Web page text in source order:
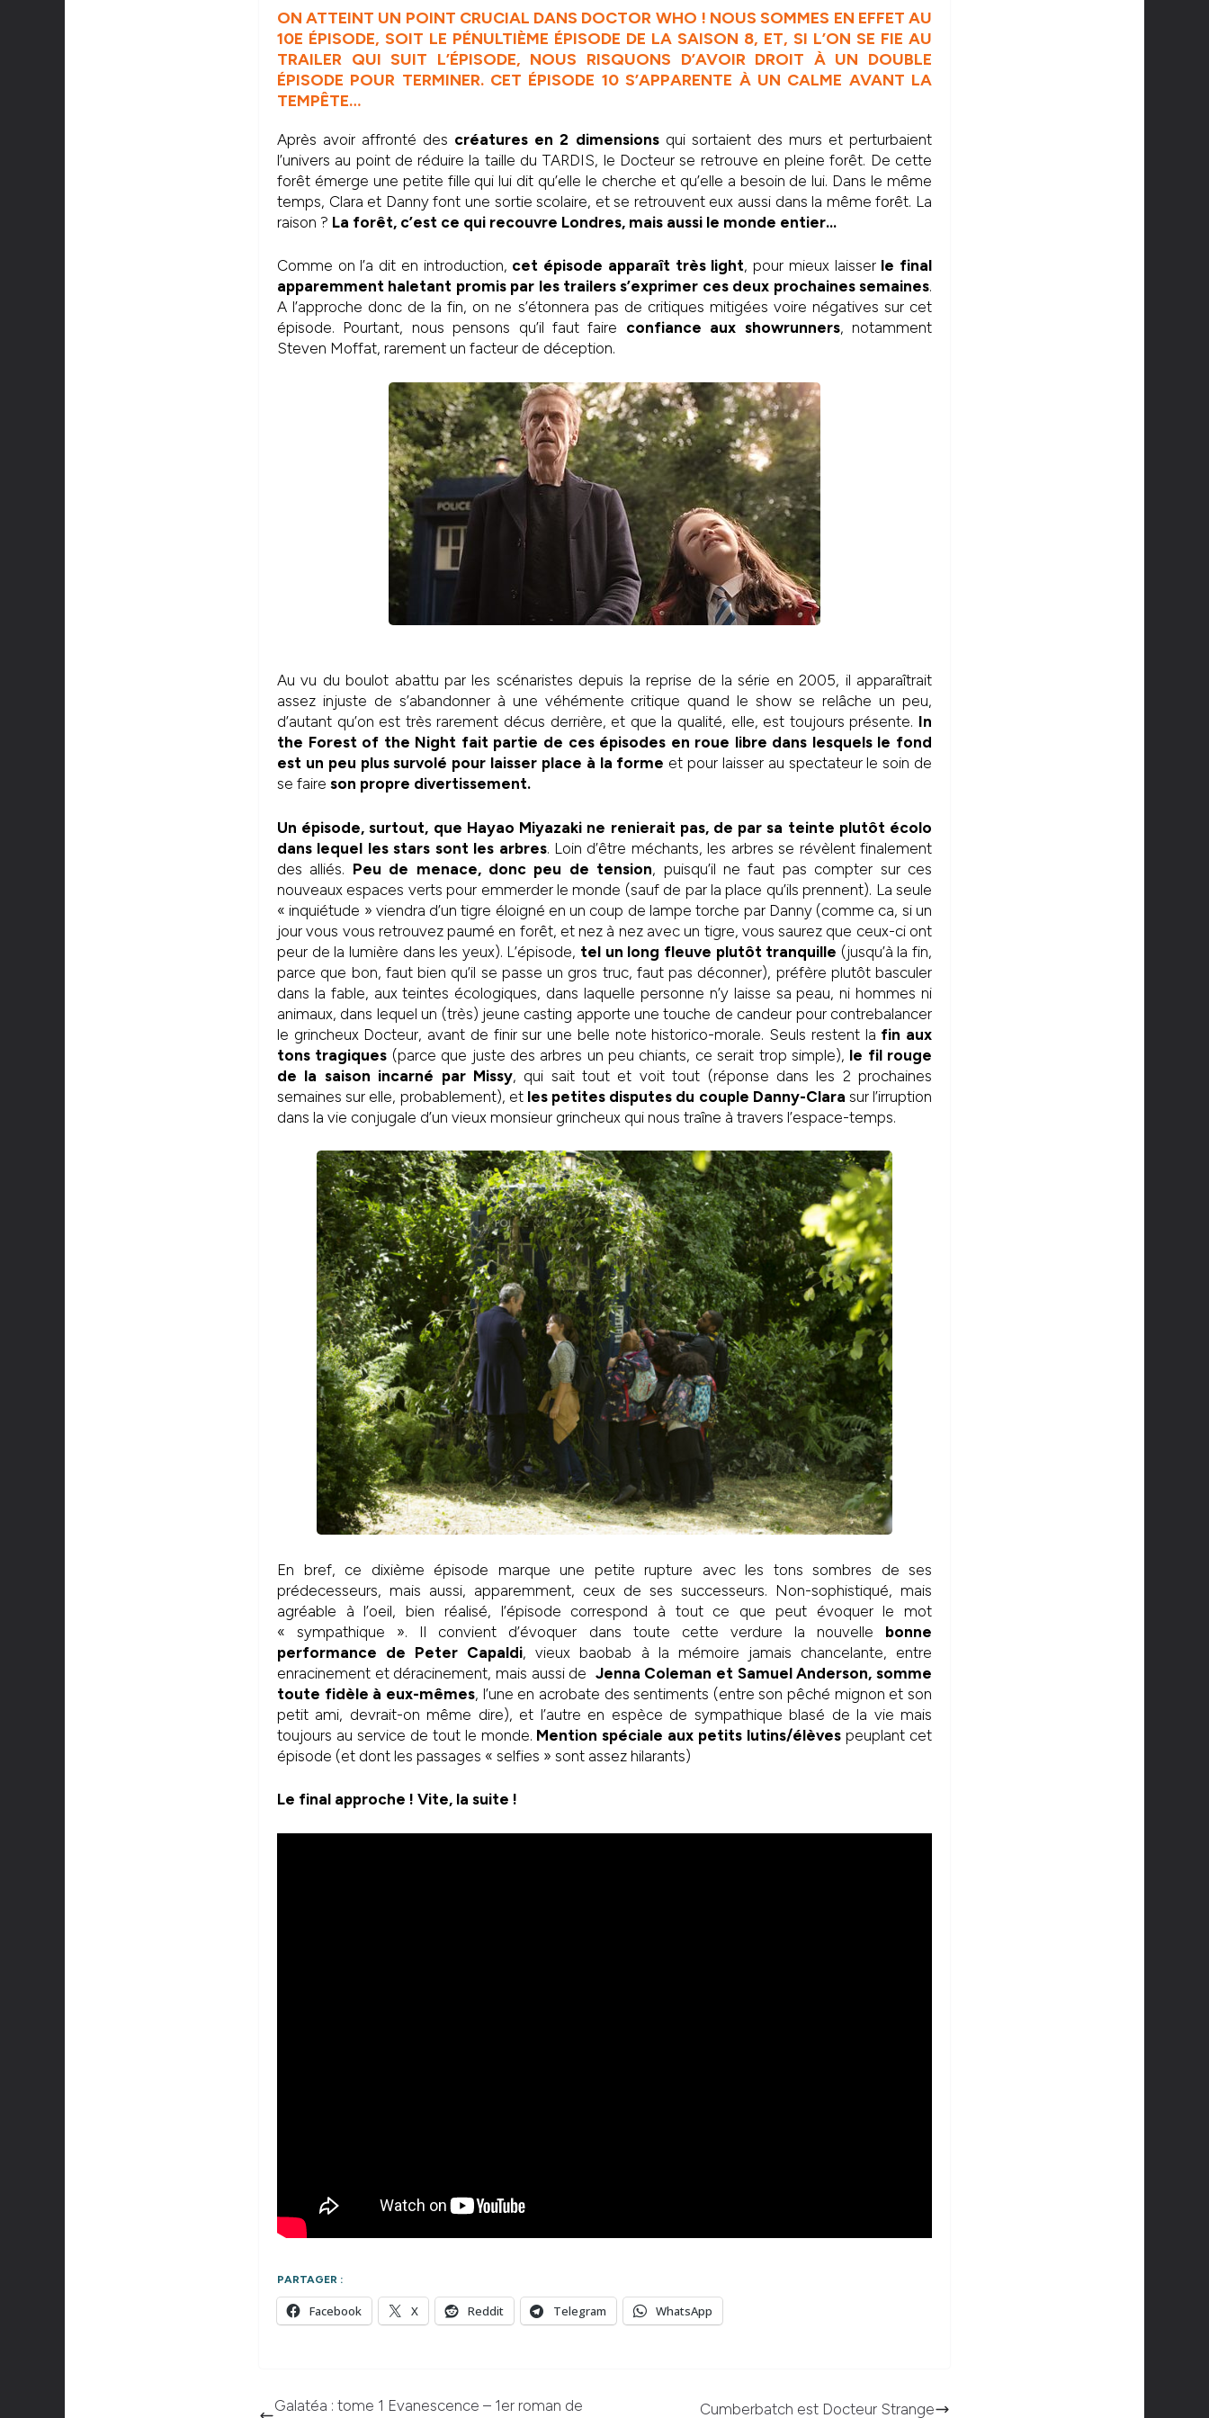
ON ATTEINT UN POINT CRUCIAL DANS DOCTOR WHO ! NOUS SOMMES EN EFFET AU
10E ÉPISODE, SOIT LE PÉNULTIÈME ÉPISODE DE LA SAISON 8, ET, SI L’ON SE FIE AU
TRAILER QUI SUIT L’ÉPISODE, NOUS RISQUONS D’AVOIR DROIT À UN DOUBLE
ÉPISODE POUR TERMINER. CET ÉPISODE 10 S’APPARENTE À UN CALME AVANT LA
TEMPÊTE…
Après avoir affronté des créatures en 2 dimensionsqui sortaient des murs et perturbaient
l’univers au point de réduire la taille du TARDIS, le Docteur se retrouve en pleine forêt. De cette
forêt émerge une petite fille qui lui dit qu’elle le cherche et qu’elle a besoin de lui. Dans le même
temps, Clara et Danny font une sortie scolaire, et se retrouvent eux aussi dans la même forêt. La
raison ? La forêt, c’est ce qui recouvre Londres, mais aussi le monde entier…
Comme on l’a dit en introduction, cet épisode apparaît très light, pour mieux laisser le final
apparemment haletant promis par les trailers s’exprimer ces deux prochaines semaines.
A l’approche donc de la fin, on ne s’étonnera pas de critiques mitigées voire négatives sur cet
épisode. Pourtant, nous pensons qu’il faut faire confiance aux showrunners, notamment
Steven Moffat, rarement un facteur de déception.
Au vu du boulot abattu par les scénaristes depuis la reprise de la série en 2005, il apparaîtrait
assez injuste de s’abandonner à une véhémente critique quand le show se relâche un peu,
d’autant qu’on est très rarement décus derrière, et que la qualité, elle, est toujours présente. In
the Forest of the Night fait partie de ces épisodes en roue libre dans lesquels le fond
est un peu plus survolé pour laisser place à la forme et pour laisser au spectateur le soin de
se faire son propre divertissement.
Un épisode, surtout, que Hayao Miyazaki ne renierait pas, de par sa teinte plutôt écolo
dans lequel les stars sont les arbres. Loin d’être méchants, les arbres se révèlent finalement
des alliés. Peu de menace, donc peu de tension, puisqu’il ne faut pas compter sur ces
nouveaux espaces verts pour emmerder le monde (sauf de par la place qu’ils prennent). La seule
« inquiétude » viendra d’un tigre éloigné en un coup de lampe torche par Danny (comme ca, si un
jour vous vous retrouvez paumé en forêt, et nez à nez avec un tigre, vous saurez que ceux-ci ont
peur de la lumière dans les yeux). L’épisode, tel un long fleuve plutôt tranquille (jusqu’à la fin,
parce que bon, faut bien qu’il se passe un gros truc, faut pas déconner), préfère plutôt basculer
dans la fable, aux teintes écologiques, dans laquelle personne n’y laisse sa peau, ni hommes ni
animaux, dans lequel un (très) jeune casting apporte une touche de candeur pour contrebalancer
le grincheux Docteur, avant de finir sur une belle note historico-morale. Seuls restent la fin aux
tons tragiques (parce que juste des arbres un peu chiants, ce serait trop simple), le fil rouge
de la saison incarné par Missy, qui sait tout et voit tout (réponse dans les 2 prochaines
semaines sur elle, probablement), et les petites disputes du couple Danny-Clara sur l’irruption
dans la vie conjugale d’un vieux monsieur grincheux qui nous traîne à travers l’espace-temps.
En bref, ce dixième épisode marque une petite rupture avec les tons sombres de ses
prédecesseurs, mais aussi, apparemment, ceux de ses successeurs. Non-sophistiqué, mais
agréable à l’oeil, bien réalisé, l’épisode correspond à tout ce que peut évoquer le mot
« sympathique ». Il convient d’évoquer dans toute cette verdure la nouvelle bonne
performance de Peter Capaldi, vieux baobab à la mémoire jamais chancelante, entre
enracinement et déracinement, mais aussi de Jenna Coleman et Samuel Anderson, somme
toute fidèle à eux-mêmes, l’une en acrobate des sentiments (entre son pêché mignon et son
petit ami, devrait-on même dire), et l’autre en espèce de sympathique blasé de la vie mais
toujours au service de tout le monde. Mention spéciale aux petits lutins/élèves peuplant cet
épisode (et dont les passages « selfies » sont assez hilarants)
Le final approche ! Vite, la suite !
PARTAGER :
Facebook X Reddit Telegram WhatsApp
Galatéa : tome 1 Evanescence – 1er roman de
Cumberbatch est Docteur Strange